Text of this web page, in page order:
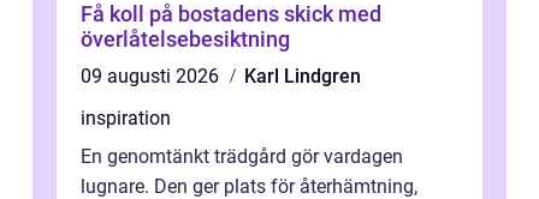
Få koll på bostadens skick med
överlåtelsebesiktning
09 augusti 2026
Karl Lindgren
inspiration
En genomtänkt trädgård gör vardagen
lugnare. Den ger plats för återhämtning,